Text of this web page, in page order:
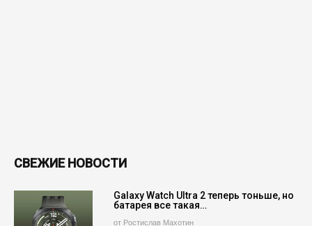
СВЕЖИЕ НОВОСТИ
Galaxy Watch Ultra 2 теперь тоньше, но
батарея все такая…
от Ростислав Махотин